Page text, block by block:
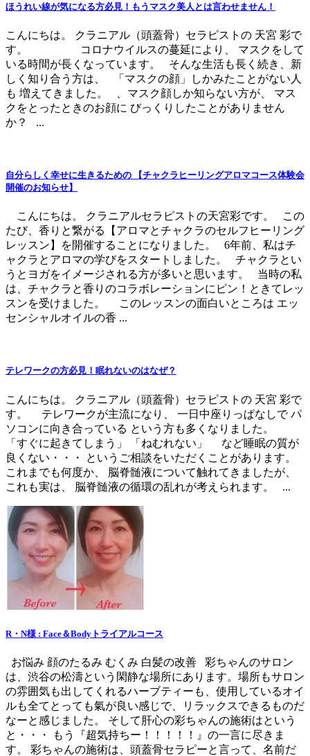
ほうれい線が気になる方必見！もうマスク美人とは言わせません！
こんにちは。 クラニアル（頭蓋骨）セラピストの 天宮 彩で
す。 コロナウイルスの蔓延により、 マスクをして
いる時間が長くなっています。 そんな生活も長く続き、新
しく知り合う方は、 「マスクの顔」しかみたことがない人
も 増えてきました。 、マスク顔しか知らない方が、 マス
クをとったときのお顔に びっくりしたことがありません
か？ ...
自分らしく幸せに生きるための 【チャクラヒーリングアロマコース体験会
開催のお知らせ】
こんにちは。 クラニアルセラピストの天宮彩です。 この
たび、香りと繋がる【アロマとチャクラのセルフヒーリング
レッスン】を開催することになりました。 6年前、私はチ
ャクラとアロマの学びをスタートしました。 チャクラとい
うとヨガをイメージされる方が多いと思います。 当時の私
は、チャクラと香りのコラボレーションにピン！ときてレッ
スンを受けました。 このレッスンの面白いところは エッ
センシャルオイルの香 ...
テレワークの方必見！眠れないのはなぜ？
こんにちは。 クラニアル（頭蓋骨）セラピストの 天宮 彩で
す。 テレワークが主流になり、 一日中座りっぱなしで パ
ソコンに向き合っている という方も多くなりました。
「すぐに起きてしまう」 「ねむれない」 など睡眠の質が
良くない・・・ というご相談をいただくことがあります。
これまでも何度か、 脳脊髄液について触れてきましたが、
これも実は、 脳脊髄液の循環の乱れが考えられます。 ...
R・N様 : Face＆Bodyトライアルコース
お悩みㅤ 顔のたるみ むくみ 白髪の改善 彩ちゃんのサロン
は、渋谷の松濤という閑静な場所にあります。場所もサロン
の雰囲気も出してくれるハーブティーも、使用しているオイ
ルも全てとっても氣が良い感じで、リラックスできるものだ
なーと感じました。 そして肝心の彩ちゃんの施術はという
と・・・ もう『超気持ちー！！！！！』の一言に尽きま
す。 彩ちゃんの施術は、頭蓋骨セラピーと言って、名前だ